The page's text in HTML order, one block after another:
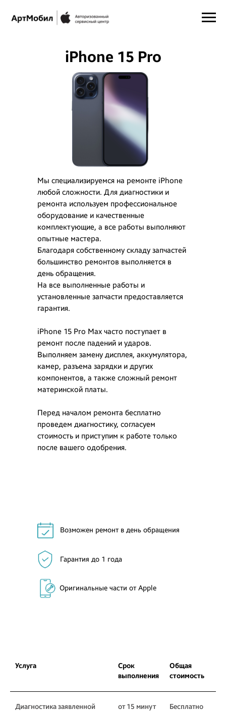
iPhone 15 Pro
Max
Мы специализируемся на ремонте iPhone
любой сложности. Для диагностики и
ремонта используем профессиональное
оборудование и качественные
комплектующие, а все работы выполняют
опытные мастера.
Благодаря собственному складу запчастей
большинство ремонтов выполняется в
день обращения.
На все выполненные работы и
установленные запчасти предоставляется
гарантия.
iPhone 15 Pro Max часто поступает в
ремонт после падений и ударов.
Выполняем замену дисплея, аккумулятора,
камер, разъема зарядки и других
компонентов, а также сложный ремонт
материнской платы.
Перед началом ремонта бесплатно
проведем диагностику, согласуем
стоимость и приступим к работе только
после вашего одобрения.
Возможен ремонт в день обращения
Гарантия до 1 года
Оригинальные части от Apple
Услуга
Срок
выполнения
Общая
стоимость
Диагностика заявленной
от 15 минут Бесплатно